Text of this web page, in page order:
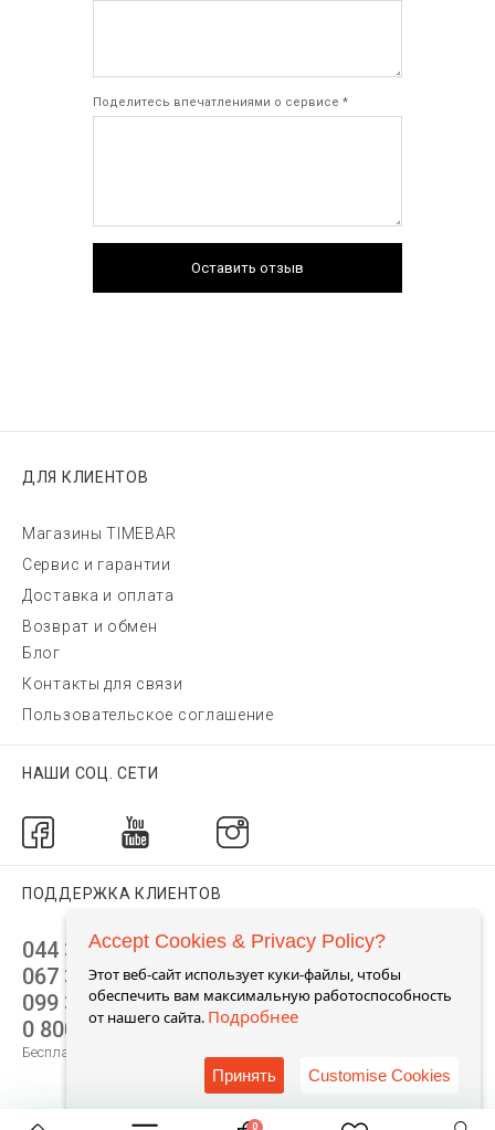
Поделитесь впечатлениями о сервисе *
Оставить отзыв
ДЛЯ КЛИЕНТОВ
Магазины TIMEBAR
Сервис и гарантии
Доставка и оплата
Возврат и обмен
Блог
Контакты для связи
Пользовательское соглашение
НАШИ СОЦ. СЕТИ
ПОДДЕРЖКА КЛИЕНТОВ
044 392 44 45
067 344 14 44 (viber)
099 399 23 80
0 800 305 805
Бесплатно по Украине
0
Accept Cookies & Privacy Policy?
Этот веб-сайт использует куки-файлы, чтобы
обеспечить вам максимальную работоспособность
от нашего сайта. Подробнее
Принять Customise Cookies